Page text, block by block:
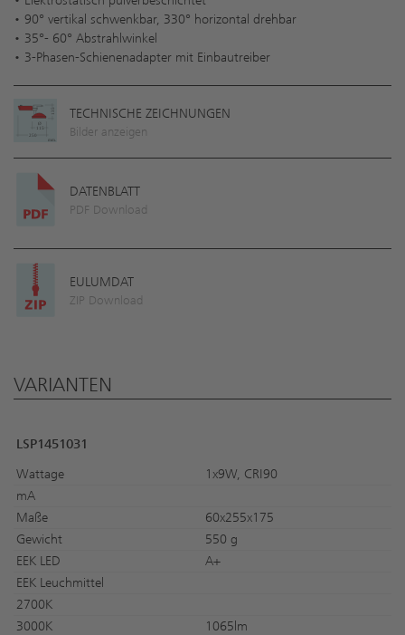
• 90° vertikal schwenkbar, 330° horizontal drehbar
• 35°- 60° Abstrahlwinkel
• 3-Phasen-Schienenadapter mit Einbautreiber
TECHNISCHE ZEICHNUNGEN
Bilder anzeigen
DATENBLATT
PDF Download
EULUMDAT
ZIP Download
VARIANTEN
LSP1451031
Wattage
1x9W, CRI90
mA
Maße
60x255x175
Gewicht
550 g
EEK LED
A+
EEK Leuchmittel
2700K
3000K
1065lm